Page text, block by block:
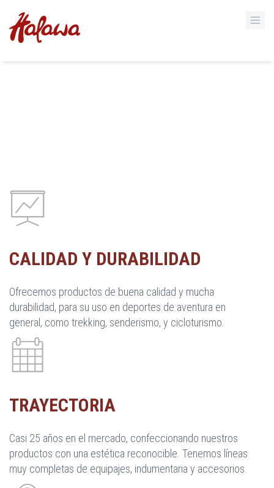
CALIDAD Y DURABILIDAD
Ofrecemos productos de buena calidad y mucha
durabilidad, para su uso en deportes de aventura en
general, como trekking, senderismo, y cicloturismo.
TRAYECTORIA
Casi 25 años en el mercado, confeccionando nuestros
productos con una estética reconocible. Tenemos líneas
muy completas de equipajes, indumentaria y accesorios.